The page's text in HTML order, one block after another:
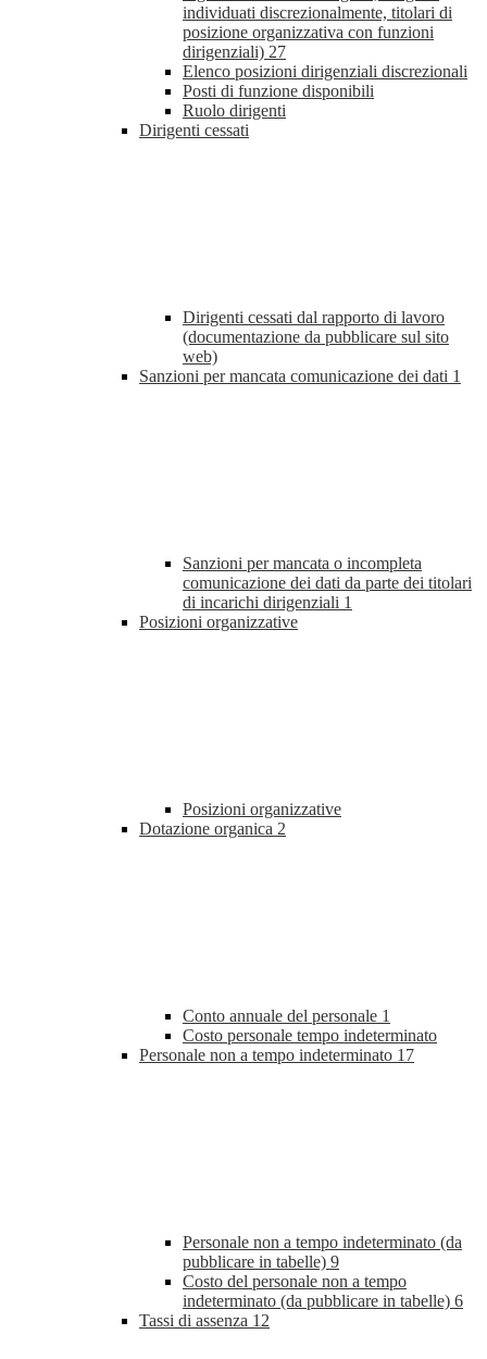
individuati discrezionalmente, titolari di
posizione organizzativa con funzioni
dirigenziali) 27
Elenco posizioni dirigenziali discrezionali
Posti di funzione disponibili
Ruolo dirigenti
Dirigenti cessati
Dirigenti cessati dal rapporto di lavoro
(documentazione da pubblicare sul sito
web)
Sanzioni per mancata comunicazione dei dati 1
Sanzioni per mancata o incompleta
comunicazione dei dati da parte dei titolari
di incarichi dirigenziali 1
Posizioni organizzative
Posizioni organizzative
Dotazione organica 2
Conto annuale del personale 1
Costo personale tempo indeterminato
Personale non a tempo indeterminato 17
Personale non a tempo indeterminato (da
pubblicare in tabelle) 9
Costo del personale non a tempo
indeterminato (da pubblicare in tabelle) 6
Tassi di assenza 12